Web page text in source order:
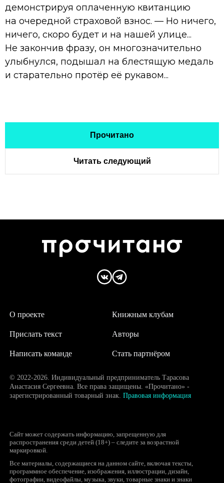
демонстрируя оплаченную квитанцию
на очередной страховой взнос. — Но ничего,
ничего, скоро будет и на нашей улице...
Не закончив фразу, он многозначительно
улыбнулся, подышал на блестящую медаль
и старательно протёр её рукавом...
Прочитано
Читать следующий
О проекте
Написать команде
Авторы
Прислать текст
Книжным клубам
Стать партнёром
© 2022-2026. Индивидуальный предприниматель Тарасова
Анастасия Сергеевна. Все права защищены. «Прочитано» -
зарегистрированный товарный знак. Правовая информация
Сайт может содержать информацию, запрещенную для
распространения среди детей (18+) – следите за возрастной
маркировкой.
Все материалы, содержащиеся на данном сайте, включая тексты,
программное обеспечение, изображения, иллюстрации, дизайн,
фотографии, видеофайлы, музыка, звуки, товарные знаки и знаки